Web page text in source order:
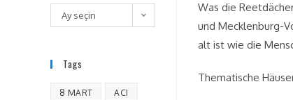
Was die
und Mecklenburg-
alt ist wie die
Thematische
Ay seçin
Tags
8 MART ACI